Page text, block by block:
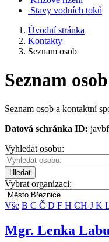
Stavy vodních toků
Úvodní stránka
Kontakty
Seznam osob
Seznam osob
Seznam osob a kontaktní
Datová schránka ID:
Vyhledat osobu:
Hledat
Vybrat organizaci:
Vše B C Č D F H CH J K
Mgr. Lenka